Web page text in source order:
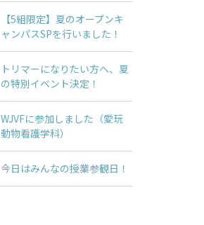
【5組限定】夏のオープンキ
ャンパスSPを行いました！
トリマーになりたい方へ、夏
の特別イベント決定！
WJVFに参加しました（愛玩
動物看護学科）
今日はみんなの授業参観日！